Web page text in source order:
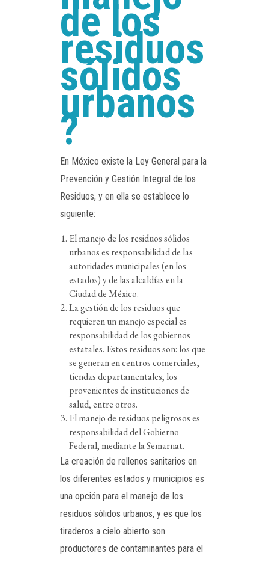
de los
residuos
sólidos
urbanos
?
En México existe la Ley General para la
Prevención y Gestión Integral de los
Residuos, y en ella se establece lo
siguiente:
El manejo de los residuos sólidos
urbanos es responsabilidad de las
autoridades municipales (en los
estados) y de las alcaldías en la
Ciudad de México.
La gestión de los residuos que
requieren un manejo especial es
responsabilidad de los gobiernos
estatales. Estos residuos son: los que
se generan en centros comerciales,
tiendas departamentales, los
provenientes de instituciones de
salud, entre otros.
El manejo de residuos peligrosos es
responsabilidad del Gobierno
Federal, mediante la Semarnat.
La creación de rellenos sanitarios en
los diferentes estados y municipios es
una opción para el manejo de los
residuos sólidos urbanos, y es que los
tiraderos a cielo abierto son
productores de contaminantes para el